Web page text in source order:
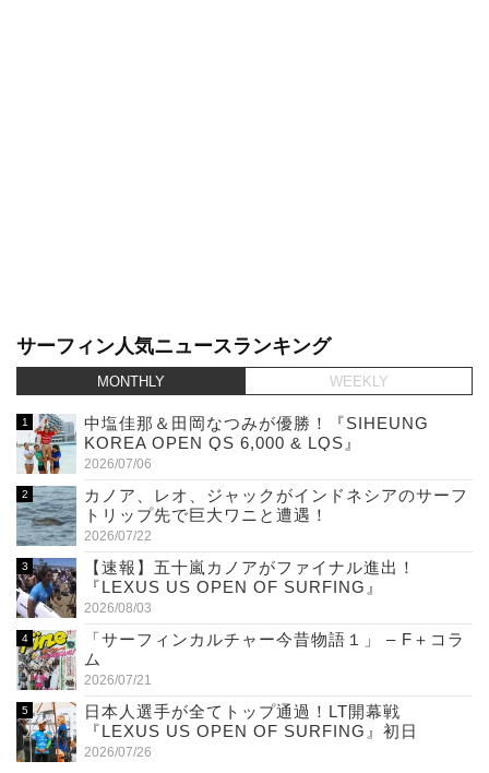
サーフィン人気ニュースランキング
MONTHLY WEEKLY
中塩佳那＆田岡なつみが優勝！『SIHEUNG
KOREA OPEN QS 6,000 & LQS』
2026/07/06
カノア、レオ、ジャックがインドネシアのサーフ
トリップ先で巨大ワニと遭遇！
2026/07/22
【速報】五十嵐カノアがファイナル進出！
『LEXUS US OPEN OF SURFING』
2026/08/03
「サーフィンカルチャー今昔物語１」 – F＋コラ
ム
2026/07/21
日本人選手が全てトップ通過！LT開幕戦
『LEXUS US OPEN OF SURFING』初日
2026/07/26